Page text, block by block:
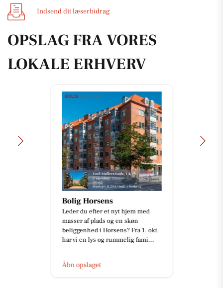
Indsend dit læserbidrag
OPSLAG FRA VORES
LOKALE ERHVERV
Bolig Horsens
Leder du efter et nyt hjem med
masser af plads og en skøn
beliggenhed i Horsens? Fra 1. okt.
har vi en lys og rummelig fami...
Åbn opslaget